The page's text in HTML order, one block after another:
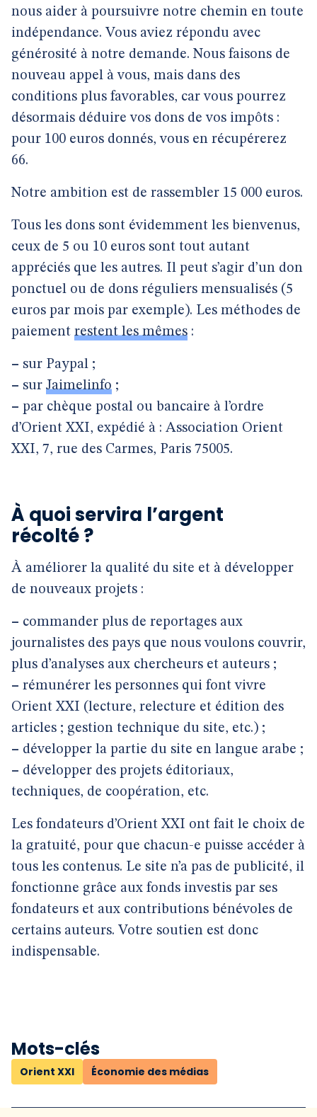
nous aider à poursuivre notre chemin en toute
indépendance. Vous aviez répondu avec
générosité à notre demande. Nous faisons de
nouveau appel à vous, mais dans des
conditions plus favorables, car vous pourrez
désormais déduire vos dons de vos impôts :
pour 100 euros donnés, vous en récupérerez
66.
Notre ambition est de rassembler 15 000 euros.
Tous les dons sont évidemment les bienvenus,
ceux de 5 ou 10 euros sont tout autant
appréciés que les autres. Il peut s’agir d’un don
ponctuel ou de dons réguliers mensualisés (5
euros par mois par exemple). Les méthodes de
paiement restent les mêmes :
– sur Paypal ;
– sur Jaimelinfo ;
– par chèque postal ou bancaire à l’ordre
d’Orient XXI, expédié à : Association Orient
XXI, 7, rue des Carmes, Paris 75005.
À quoi servira l’argent
récolté ?
À améliorer la qualité du site et à développer
de nouveaux projets :
– commander plus de reportages aux
journalistes des pays que nous voulons couvrir,
plus d’analyses aux chercheurs et auteurs ;
– rémunérer les personnes qui font vivre
Orient XXI (lecture, relecture et édition des
articles ; gestion technique du site, etc.) ;
– développer la partie du site en langue arabe ;
– développer des projets éditoriaux,
techniques, de coopération, etc.
Les fondateurs d’Orient XXI ont fait le choix de
la gratuité, pour que chacun-e puisse accéder à
tous les contenus. Le site n’a pas de publicité, il
fonctionne grâce aux fonds investis par ses
fondateurs et aux contributions bénévoles de
certains auteurs. Votre soutien est donc
indispensable.
Mots-clés
Orient XXI Économie des médias